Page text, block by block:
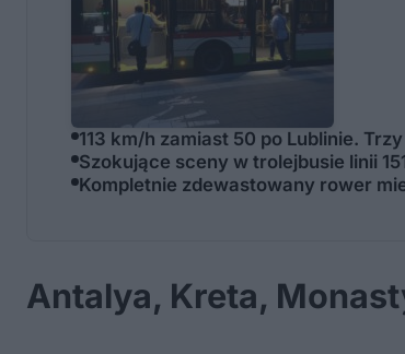
113 km/h zamiast 50 po Lublinie.
Szokujące sceny w trolejbusie linii
Kompletnie zdewastowany rower
Antalya, Kreta,